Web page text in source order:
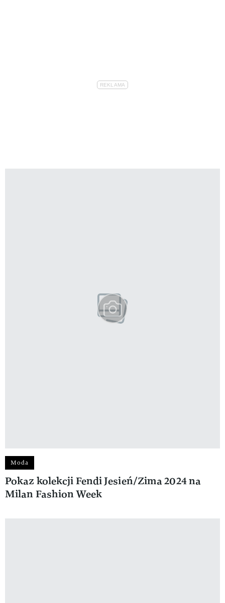
Moda
Pokaz kolekcji Fendi Jesień/Zima 2024 na
Milan Fashion Week